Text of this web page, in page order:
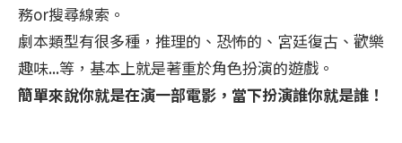
務or搜尋線索。
劇本類型有很多種，推理的、恐怖的、宮廷復古、歡樂
趣味...等，基本上就是著重於角色扮演的遊戲。
簡單來說你就是在演一部電影，當下扮演誰你就是誰！